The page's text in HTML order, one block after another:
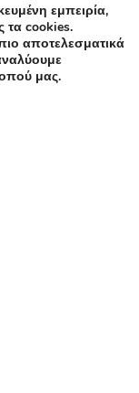
εμπειρία,
τα cookies.
αποτελεσματικά
μας.